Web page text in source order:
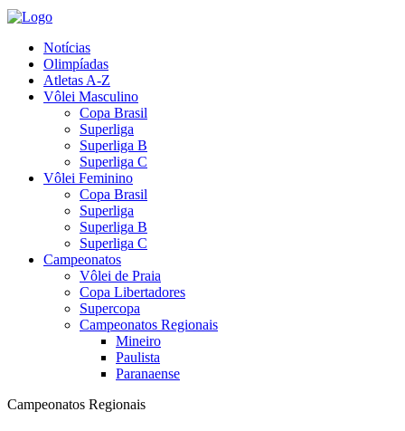
Notícias
Olimpíadas
Atletas A-Z
Vôlei Masculino
Copa Brasil
Superliga
Superliga B
Superliga C
Vôlei Feminino
Copa Brasil
Superliga
Superliga B
Superliga C
Campeonatos
Vôlei de Praia
Copa Libertadores
Supercopa
Campeonatos Regionais
Mineiro
Paulista
Paranaense
Campeonatos Regionais